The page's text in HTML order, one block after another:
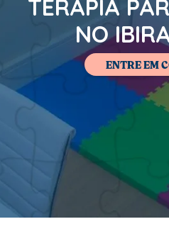
TERAPIA
NO
ENTRE EM